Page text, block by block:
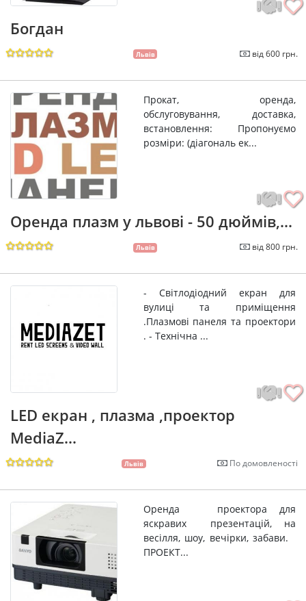
Богдан
Львів від 600 грн.
Прокат, оренда,
обслуговування, доставка,
встановлення: Пропонуємо
розміри: (діагональ ек...
Оренда плазм у львові - 50 дюймів,...
Львів від 800 грн.
- Світлодіодний екран для
вулиці та приміщення
.Плазмові панеля та проектори
. - Технічна ...
LED екран , плазма ,проектор
MediaZ...
Львів По домовленості
Оренда проектора для
яскравих презентацій, на
весілля, шоу, вечірки, забави.
ПРОЕКТ...